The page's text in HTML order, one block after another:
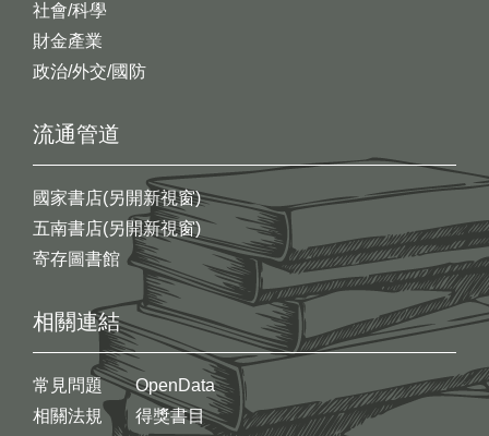
社會/科學
財金產業
政治/外交/國防
流通管道
國家書店(另開新視窗)
五南書店(另開新視窗)
寄存圖書館
相關連結
常見問題
相關法規
OpenData
得獎書目